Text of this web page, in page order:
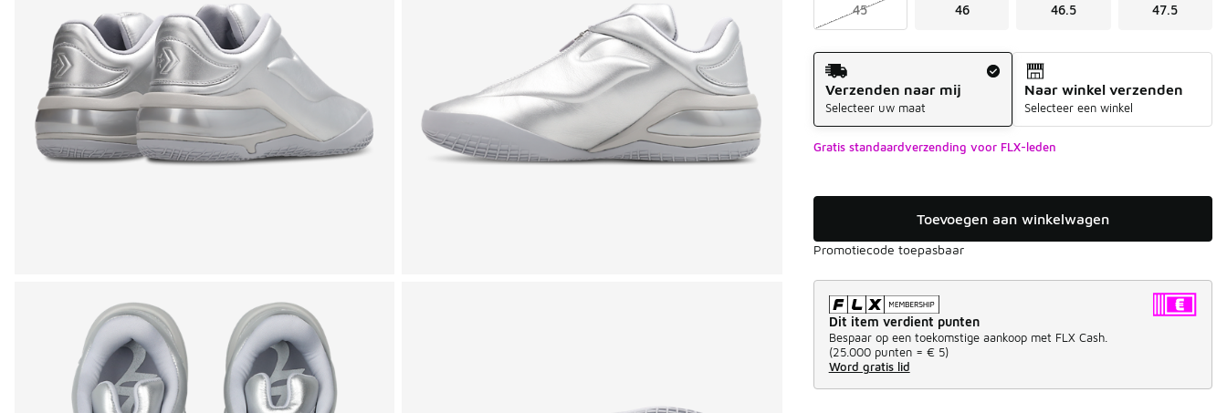
45 46 46.5 47.5
Verzendmethode
Verzenden naar mij
Selecteer uw maat
Naar winkel verzenden
Selecteer een winkel
Gratis standaardverzending voor FLX-leden
Toevoegen aan winkelwagen
Promotiecode toepasbaar
Dit item verdient punten
Bespaar op een toekomstige aankoop met FLX Cash.
(25.000 punten = € 5)
Word gratis lid